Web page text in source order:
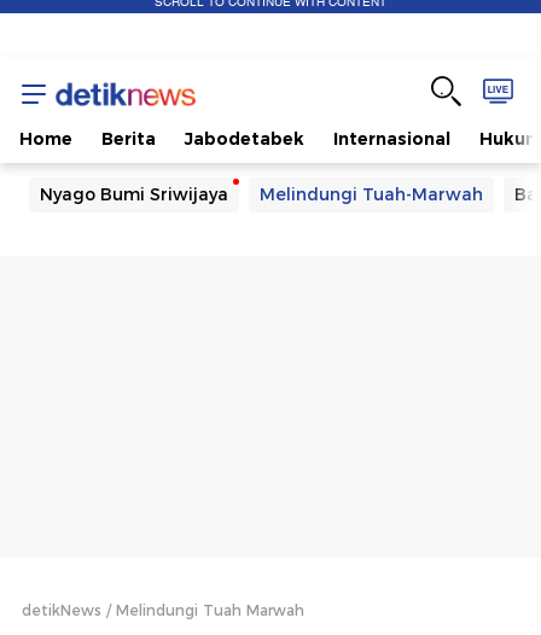
Home Berita Jabodetabek Internasional Hukum
Nyago Bumi Sriwijaya Melindungi Tuah-Marwah
detikNews Melindungi Tuah Marwah